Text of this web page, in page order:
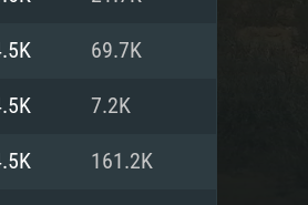
69.7K
7.2K
161.2K